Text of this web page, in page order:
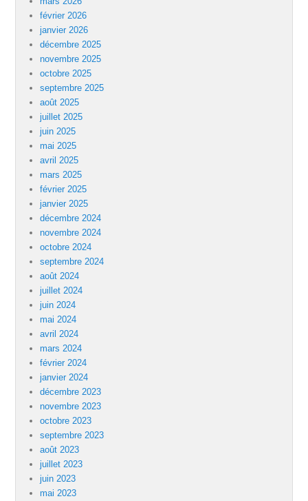
février 2026
janvier 2026
décembre 2025
novembre 2025
octobre 2025
septembre 2025
août 2025
juillet 2025
juin 2025
mai 2025
avril 2025
mars 2025
février 2025
janvier 2025
décembre 2024
novembre 2024
octobre 2024
septembre 2024
août 2024
juillet 2024
juin 2024
mai 2024
avril 2024
mars 2024
février 2024
janvier 2024
décembre 2023
novembre 2023
octobre 2023
septembre 2023
août 2023
juillet 2023
juin 2023
mai 2023